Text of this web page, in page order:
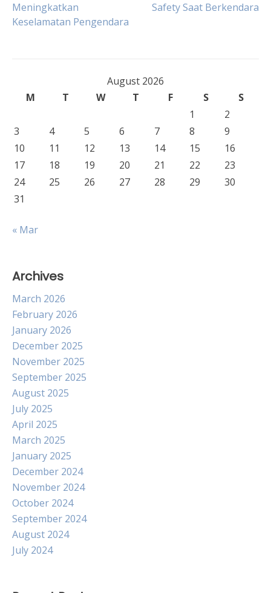
navigation
Meningkatkan
Keselamatan Pengendara
Safety Saat Berkendara
August 2026
M
T W T F S
S
1
2
3
4 5 6 7 8
9
10
11 12 13 14 15
16
17
18 19 20 21 22
23
24
25 26 27 28 29
30
31
« Mar
Archives
March 2026
February 2026
January 2026
December 2025
November 2025
September 2025
August 2025
July 2025
April 2025
March 2025
January 2025
December 2024
November 2024
October 2024
September 2024
August 2024
July 2024